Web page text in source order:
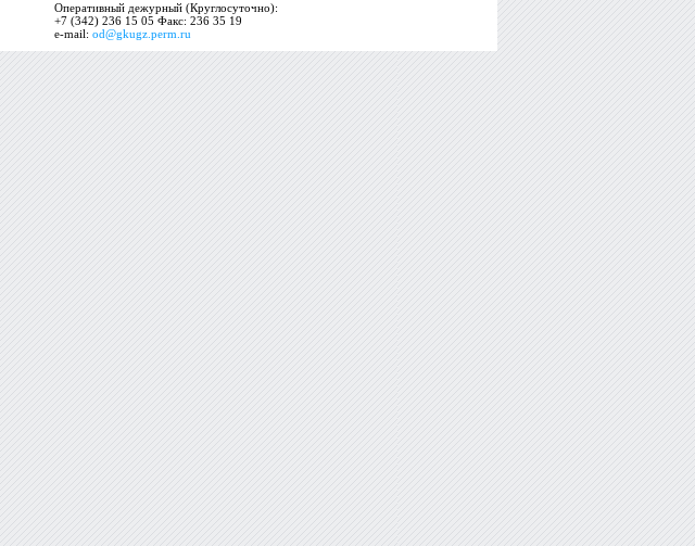
Оперативный дежурный (Круглосуточно):
+7 (342) 236 15 05 Факс: 236 35 19
e-mail: od@gkugz.perm.ru